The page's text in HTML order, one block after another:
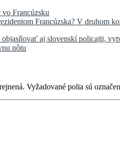
Francúzsku
Francúzska? V druhom
aj slovenskí policajti,
nôtu
Vyžadované polia sú